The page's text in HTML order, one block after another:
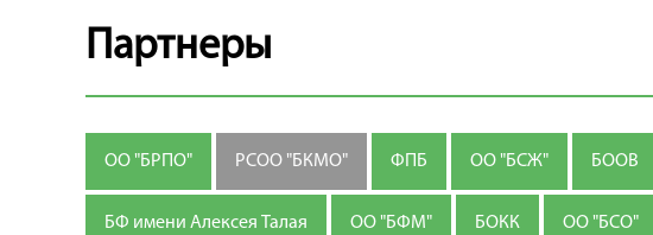
Партнеры
ОО "БРПО" РСОО "БКМО" ФПБ ОО "БСЖ" БООВ
БФ имени Алексея Талая ОО "БФМ" БОКК ОО "БСО"